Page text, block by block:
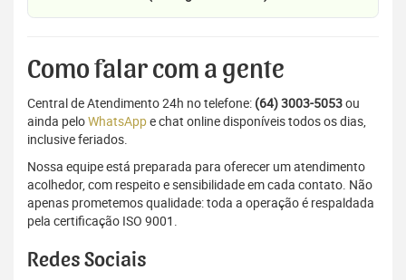
Como falar com a gente
Central de Atendimento 24h no telefone: (64) 3003-5053ou
ainda peloWhatsAppe chat online disponíveis todos os dias,
inclusive feriados.
Nossa equipe está preparada para oferecer um atendimento
acolhedor, com respeito e sensibilidade em cada contato. Não
apenas prometemos qualidade: toda a operação é respaldada
pela certificação ISO 9001.
Redes Sociais